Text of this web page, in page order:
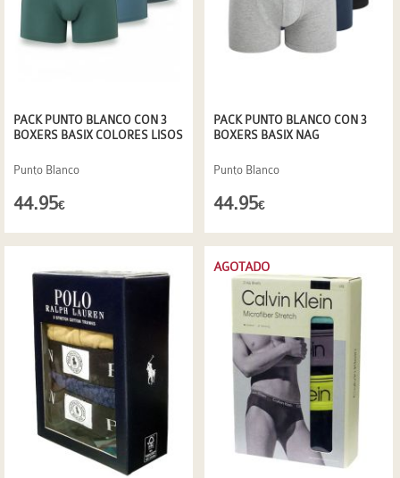
PACK PUNTO BLANCO CON 3
BOXERS BASIX COLORES LISOS
Punto Blanco
44.95€
PACK PUNTO BLANCO CON 3
BOXERS BASIX NAG
Punto Blanco
44.95€
AGOTADO